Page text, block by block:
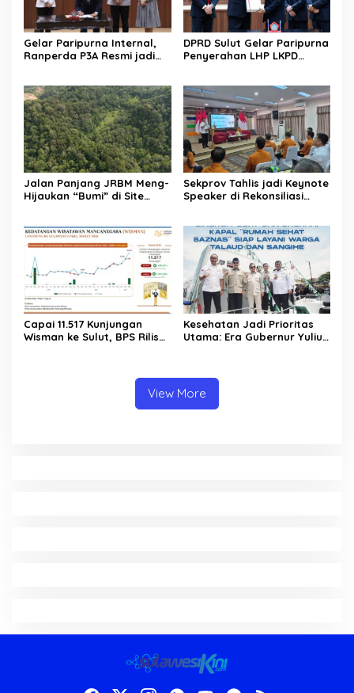
Gelar Paripurna Internal,
Ranperda P3A Resmi jadi
DPRD Sulut Gelar Paripurna
Penyerahan LHP LKPD
Jalan Panjang JRBM Meng-
Hijaukan “Bumi” di Site
Sekprov Tahlis jadi Keynote
Speaker di Rekonsiliasi
Capai 11.517 Kunjungan
Wisman ke Sulut, BPS Rilis
Kesehatan Jadi Prioritas
Utama: Era Gubernur Yulius
View More